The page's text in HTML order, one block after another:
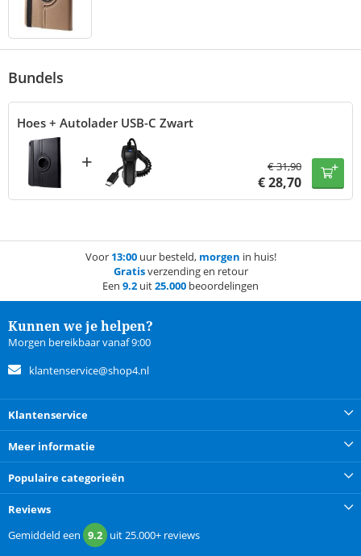
Bundels
Hoes + Autolader USB-C Zwart
+ €31,90
€28,70
Voor 13:00uur besteld, morgen in huis!
Gratisverzending en retour
Een 9.2 uit25.000 beoordelingen
Kunnen we je helpen?
Morgen bereikbaar vanaf 9:00
klantenservice@shop4.nl
Klantenservice
Meer informatie
Populaire categorieën
Reviews
Gemiddeld een 9.2 uit25.000+ reviews